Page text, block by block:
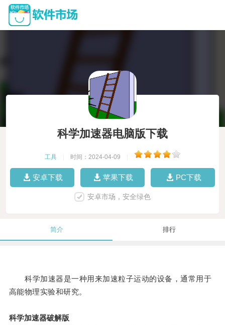
科学加速器电脑版下载
工具 时间：2024-04-09
安卓下载 苹果下载 PC下载
安卓市场，安全绿色
简介 排行
科学加速器是一种用来加速粒子运动的设备，通常用于
高能物理实验和研究。
科学加速器破解版